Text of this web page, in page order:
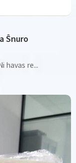
Ŝnuro
havas re...